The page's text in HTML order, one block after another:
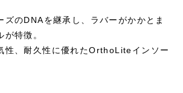
ズのDNAを継承し、ラバーがかかとま
特徴。
性、耐久性に優れたOrthoLiteインソー